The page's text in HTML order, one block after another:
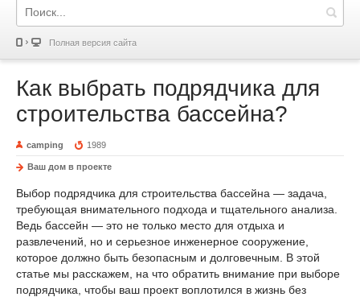
Полная версия сайта
Как выбрать подрядчика для
строительства бассейна?
camping 1989
Ваш дом в проекте
Выбор подрядчика для строительства бассейна — задача,
требующая внимательного подхода и тщательного анализа.
Ведь бассейн — это не только место для отдыха и
развлечений, но и серьезное инженерное сооружение,
которое должно быть безопасным и долговечным. В этой
статье мы расскажем, на что обратить внимание при выборе
подрядчика, чтобы ваш проект воплотился в жизнь без